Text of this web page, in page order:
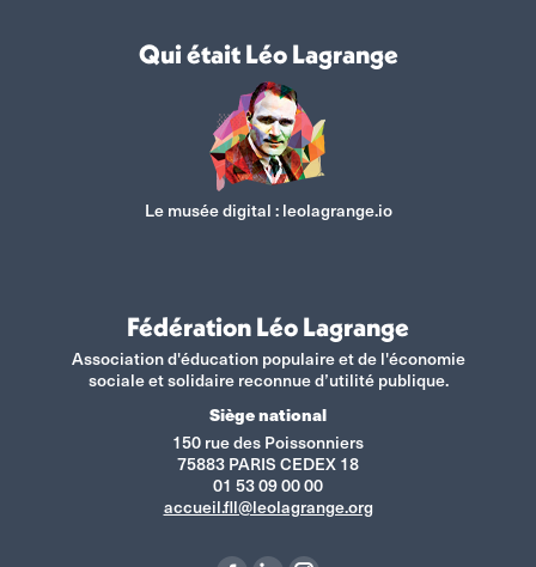
Qui était Léo Lagrange
Le musée digital : leolagrange.io
Fédération Léo Lagrange
Association d'éducation populaire et de l'économie
sociale et solidaire reconnue d’utilité publique.
Siège national
150 rue des Poissonniers
75883 PARIS CEDEX 18
01 53 09 00 00
accueil.fll@leolagrange.org